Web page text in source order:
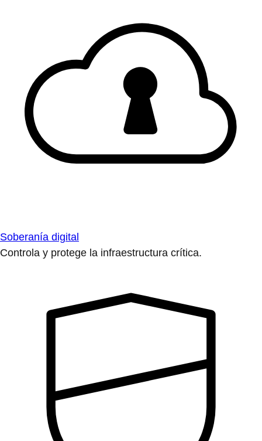
Soberanía digital
Controla y protege la infraestructura crítica.